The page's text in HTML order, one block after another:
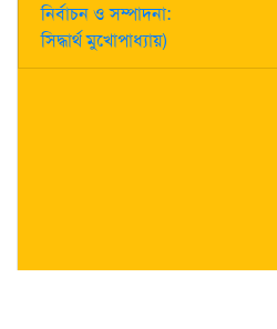
নির্বাচন ও সম্পাদনা:
সিদ্ধার্থ মুখোপাধ্যায়)